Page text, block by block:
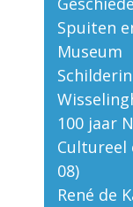
Spuiten
Museum
100 jaar
Cultureel
08)
René de